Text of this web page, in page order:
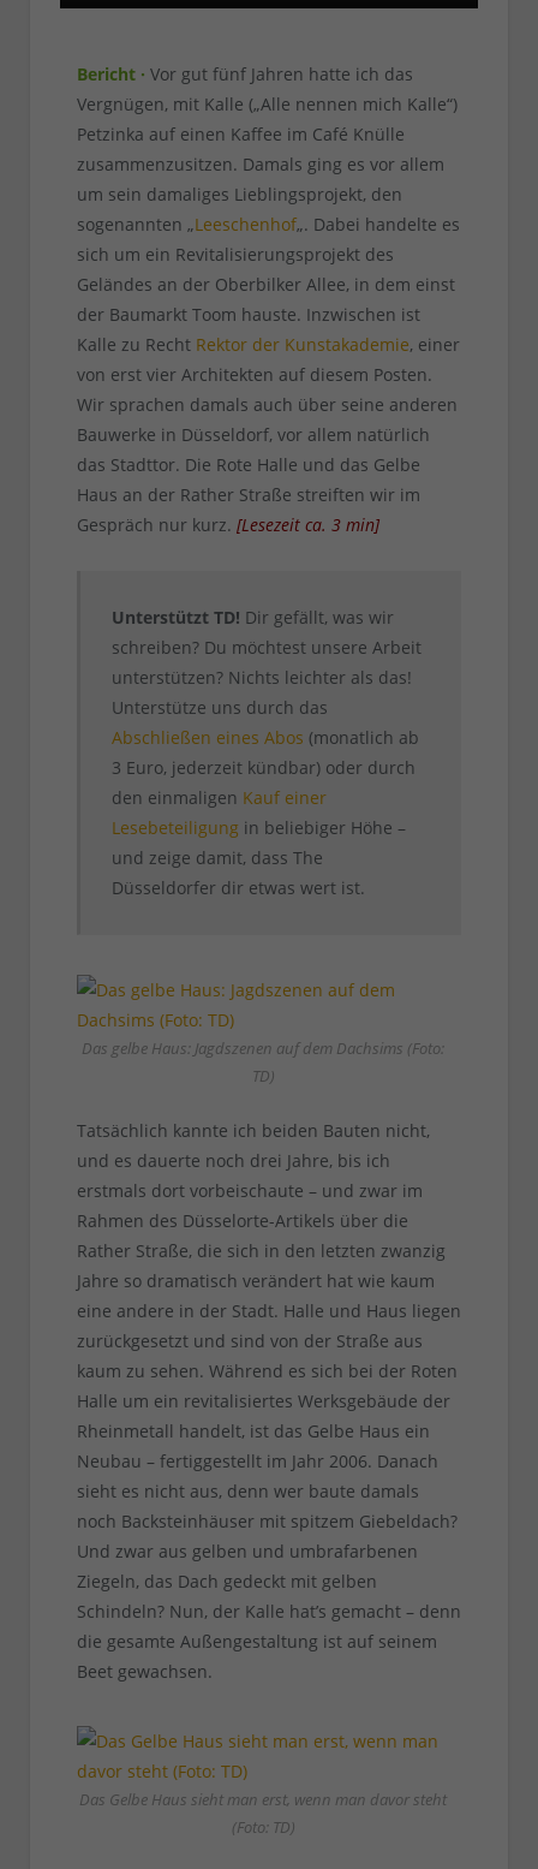
Bericht · Vor gut fünf Jahren hatte ich das
Vergnügen, mit Kalle („Alle nennen mich Kalle“)
Petzinka auf einen Kaffee im Café Knülle
zusammenzusitzen. Damals ging es vor allem
um sein damaliges Lieblingsprojekt, den
sogenannten „Leeschenhof„. Dabei handelte es
sich um ein Revitalisierungsprojekt des
Geländes an der Oberbilker Allee, in dem einst
der Baumarkt Toom hauste. Inzwischen ist
Kalle zu Recht Rektor der Kunstakademie, einer
von erst vier Architekten auf diesem Posten.
Wir sprachen damals auch über seine anderen
Bauwerke in Düsseldorf, vor allem natürlich
das Stadttor. Die Rote Halle und das Gelbe
Haus an der Rather Straße streiften wir im
Gespräch nur kurz. [Lesezeit ca. 3 min]
Unterstützt TD! Dir gefällt, was wir
schreiben? Du möchtest unsere Arbeit
unterstützen? Nichts leichter als das!
Unterstütze uns durch das
Abschließen eines Abos (monatlich ab
3 Euro, jederzeit kündbar) oder durch
den einmaligen Kauf einer
Lesebeteiligung in beliebiger Höhe –
und zeige damit, dass The
Düsseldorfer dir etwas wert ist.
Das gelbe Haus: Jagdszenen auf dem Dachsims (Foto:
TD)
Tatsächlich kannte ich beiden Bauten nicht,
und es dauerte noch drei Jahre, bis ich
erstmals dort vorbeischaute – und zwar im
Rahmen des Düsselorte-Artikels über die
Rather Straße, die sich in den letzten zwanzig
Jahre so dramatisch verändert hat wie kaum
eine andere in der Stadt. Halle und Haus liegen
zurückgesetzt und sind von der Straße aus
kaum zu sehen. Während es sich bei der Roten
Halle um ein revitalisiertes Werksgebäude der
Rheinmetall handelt, ist das Gelbe Haus ein
Neubau – fertiggestellt im Jahr 2006. Danach
sieht es nicht aus, denn wer baute damals
noch Backsteinhäuser mit spitzem Giebeldach?
Und zwar aus gelben und umbrafarbenen
Ziegeln, das Dach gedeckt mit gelben
Schindeln? Nun, der Kalle hat’s gemacht – denn
die gesamte Außengestaltung ist auf seinem
Beet gewachsen.
Das Gelbe Haus sieht man erst, wenn man davor steht
(Foto: TD)